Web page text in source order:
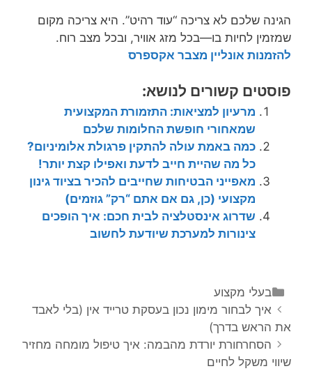
הגינה שלכם לא צריכה “עוד רהיט”. היא צריכה מקום
שמזמין לחיות בו—בכל מזג אוויר, ובכל מצב רוח.
להזמנות אונליין מצבר אקספרס
פוסטים קשורים לנושא:
מרעיון למציאות: התזמורת המקצועית
שמאחורי חופשת החלומות שלכם
כמה באמת עולה להתקין פרגולת אלומיניום?
כל מה שהיית חייב לדעת ואפילו קצת יותר!
מאפייני הבטיחות שחייבים להכיר בציוד גינון
מקצועי (כן, גם אם אתם “רק” גוזמים)
שדרוג אינסטלציה לבית חכם: איך הופכים
צינורות למערכת שיודעת לחשוב
קטגוריות
בעלי מקצוע
ניווט
פוסטים
איך לבחור מימון נכון בעסקת טרייד אין (בלי לאבד
את הראש בדרך)
הסחרחורת יורדת מהבמה: איך טיפול מומחה מחזיר
שיווי משקל לחיים